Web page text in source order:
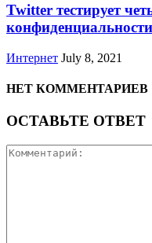
Twitter тестирует
конфиденциальности
Интернет July 8, 2021
НЕТ КОММЕНТАРИЕВ
ОСТАВЬТЕ ОТВЕТ